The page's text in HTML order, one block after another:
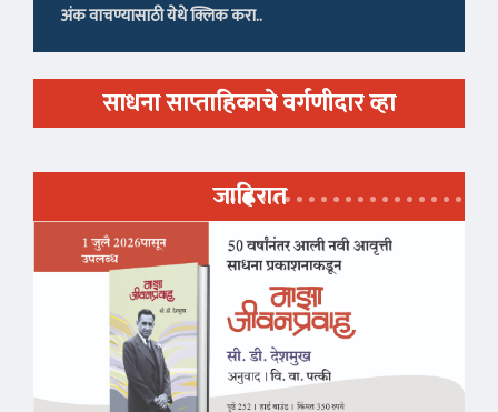
अंक वाचण्यासाठी येथे क्लिक करा..
साधना साप्ताहिकाचे वर्गणीदार व्हा
जाहिरात